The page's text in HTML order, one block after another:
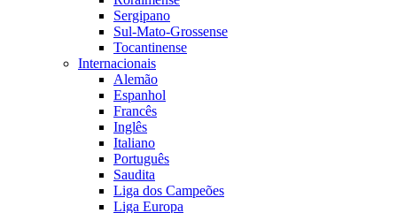
Sergipano
Sul-Mato-Grossense
Tocantinense
Internacionais
Alemão
Espanhol
Francês
Inglês
Italiano
Português
Saudita
Liga dos Campeões
Liga Europa